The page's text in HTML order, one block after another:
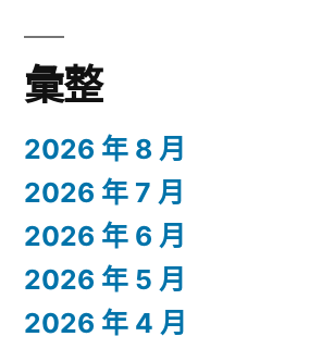
彙整
2026 年 8 月
2026 年 7 月
2026 年 6 月
2026 年 5 月
2026 年 4 月